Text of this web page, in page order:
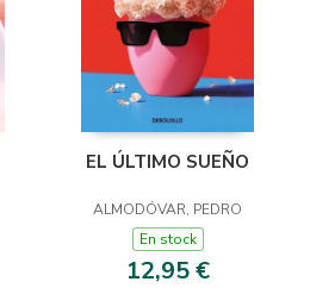
EL ÚLTIMO SUEÑO
ALMODÓVAR, PEDRO
En stock
12,95 €